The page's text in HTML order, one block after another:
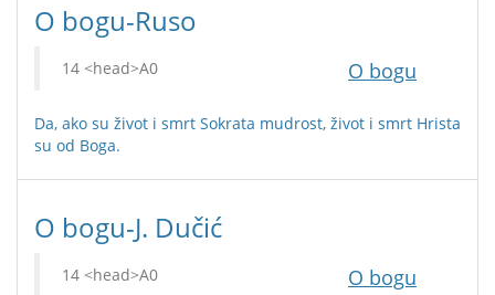
O bogu-Ruso
O bogu
Da, ako su život i smrt Sokrata mudrost, život i smrt Hrista
su od Boga.
O bogu-J. Dučić
O bogu